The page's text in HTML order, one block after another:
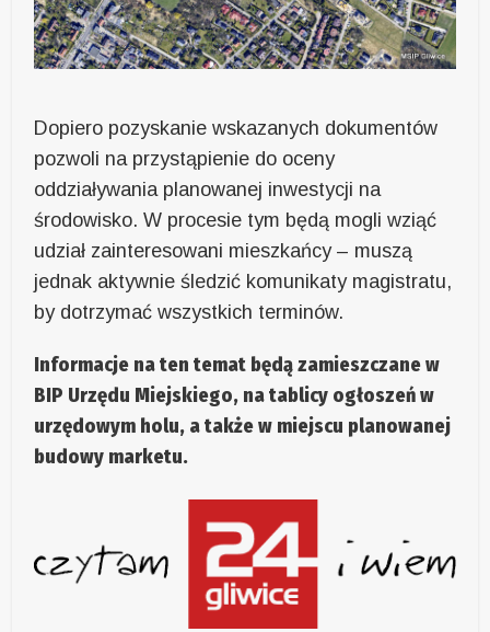
Dopiero pozyskanie wskazanych dokumentów
pozwoli na przystąpienie do oceny
oddziaływania planowanej inwestycji na
środowisko. W procesie tym będą mogli wziąć
udział zainteresowani mieszkańcy – muszą
jednak aktywnie śledzić komunikaty magistratu,
by dotrzymać wszystkich terminów.
Informacje na ten temat będą zamieszczane w
BIP Urzędu Miejskiego, na tablicy ogłoszeń w
urzędowym holu, a także w miejscu planowanej
budowy marketu.